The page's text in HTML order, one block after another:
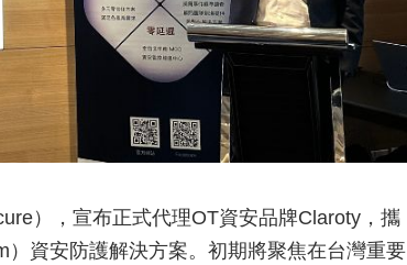
），宣布正式代理OT資安品牌Claroty，攜
資安防護解決方案。初期將聚焦在台灣重要